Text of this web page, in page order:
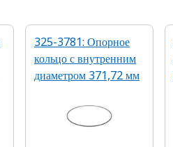
325-3781: Опорное
кольцо с внутренним
диаметром 371,72 мм